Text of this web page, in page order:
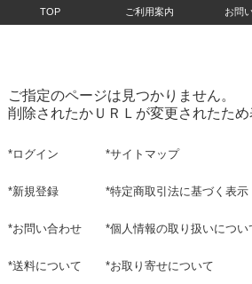
TOP ご利用案内 お問
ご指定のページは見つかりません。
削除されたかＵＲＬが変更されたため
*ログイン
*新規登録
*お問い合わせ
*送料について
*サイトマップ
*特定商取引法に基づく表示
*個人情報の取り扱いについ
*お取り寄せについて